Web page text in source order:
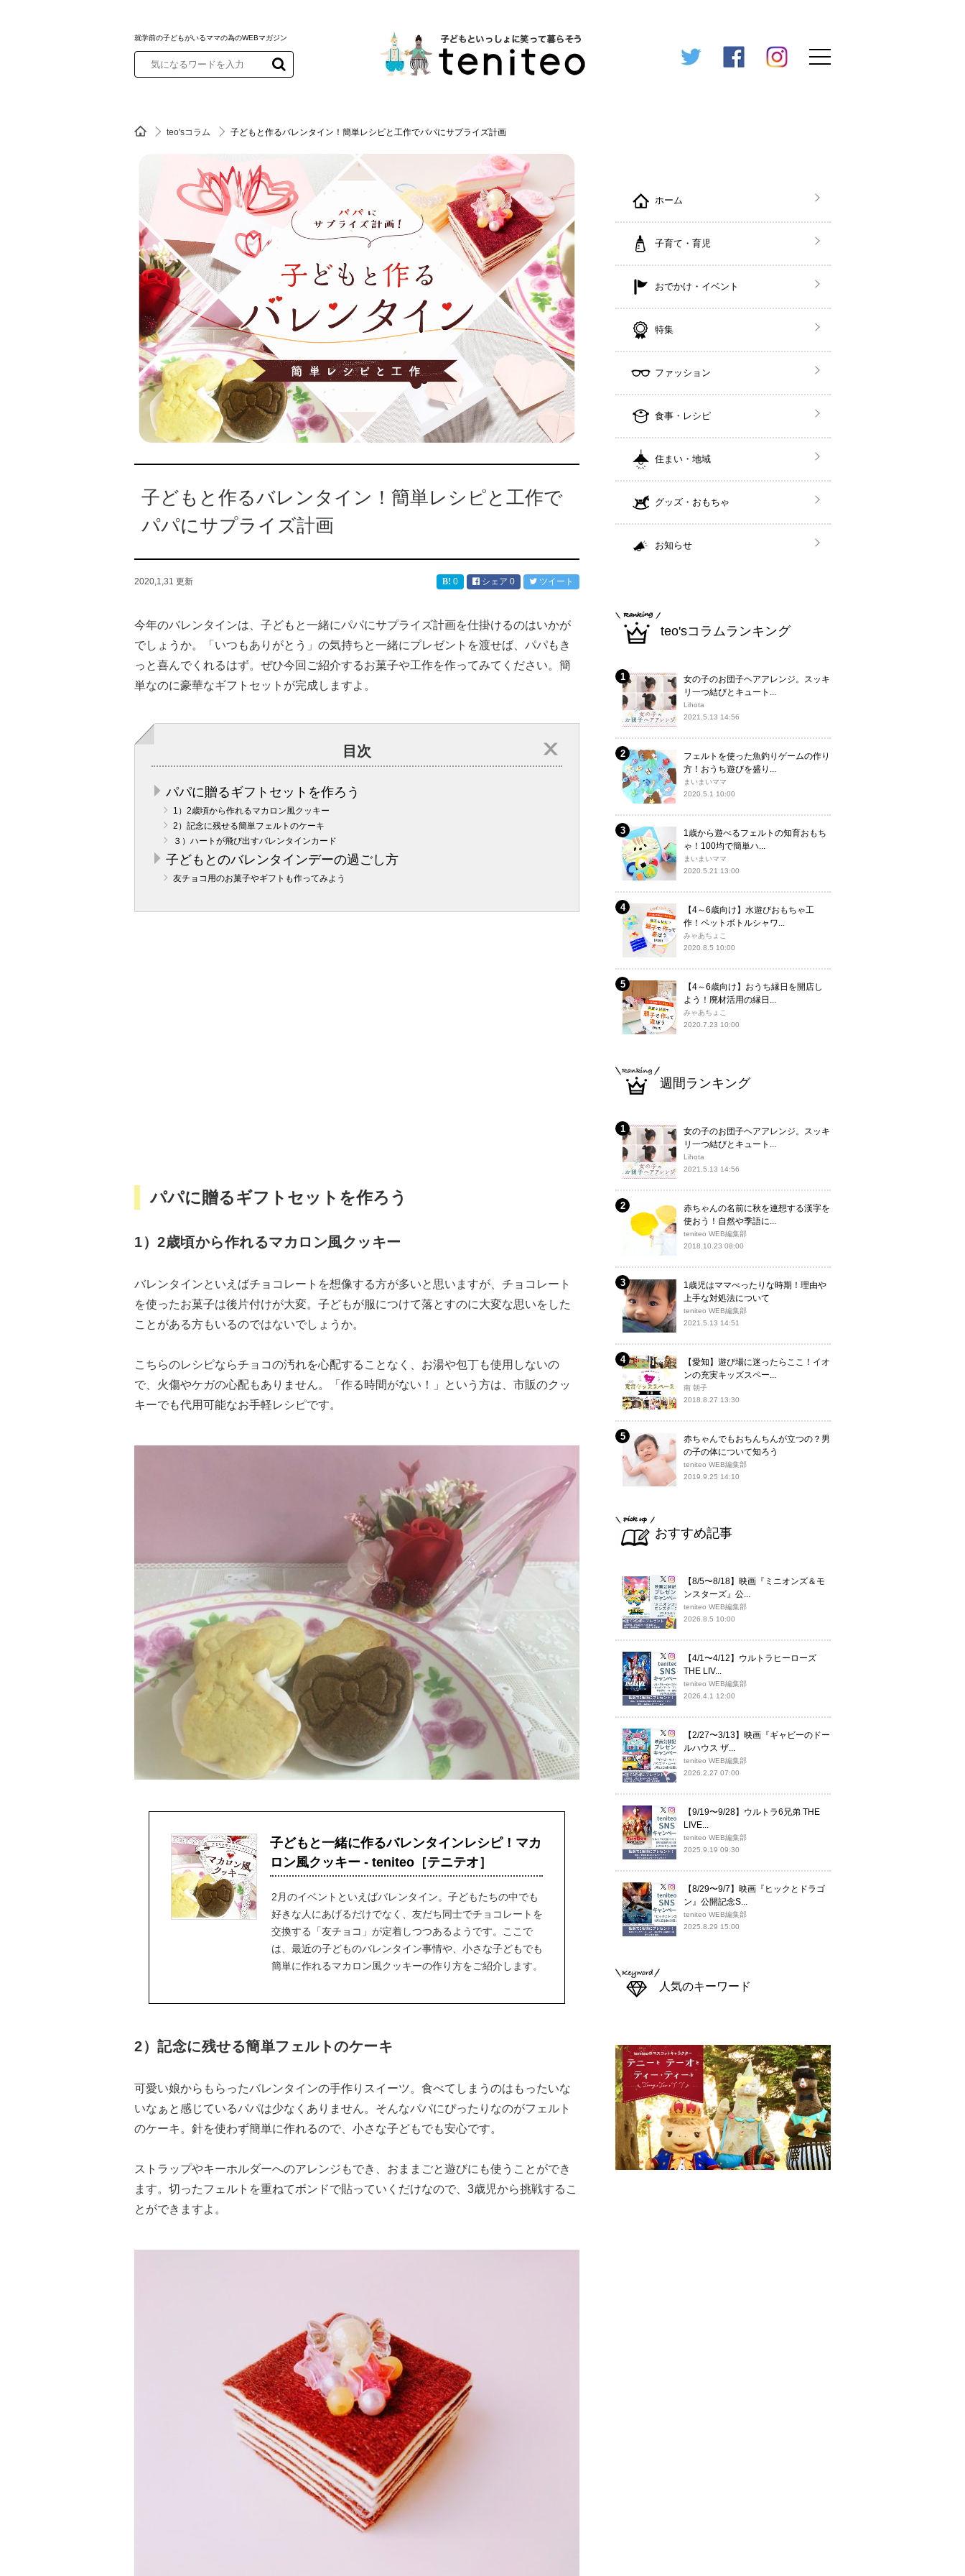
就学前の子どもがいるママの為のWEBマガジン
teo'sコラム 子どもと作るバレンタイン！簡単レシピと工作でパパにサプライズ計画
子どもと作るバレンタイン！簡単レシピと工作で
パパにサプライズ計画
2020,1,31 更新 0 シェア 0 ツイート
今年のバレンタインは、子どもと一緒にパパにサプライズ計画を仕掛けるのはいかが
でしょうか。「いつもありがとう」の気持ちと一緒にプレゼントを渡せば、パパもき
っと喜んでくれるはず。ぜひ今回ご紹介するお菓子や工作を作ってみてください。簡
単なのに豪華なギフトセットが完成しますよ。
目次
パパに贈るギフトセットを作ろう
1）2歳頃から作れるマカロン風クッキー
2）記念に残せる簡単フェルトのケーキ
３）ハートが飛び出すバレンタインカード
子どもとのバレンタインデーの過ごし方
友チョコ用のお菓子やギフトも作ってみよう
パパに贈るギフトセットを作ろう
1）2歳頃から作れるマカロン風クッキー
バレンタインといえばチョコレートを想像する方が多いと思いますが、チョコレート
を使ったお菓子は後片付けが大変。子どもが服につけて落とすのに大変な思いをした
ことがある方もいるのではないでしょうか。
こちらのレシピならチョコの汚れを心配することなく、お湯や包丁も使用しないの
で、火傷やケガの心配もありません。「作る時間がない！」という方は、市販のクッ
キーでも代用可能なお手軽レシピです。
子どもと一緒に作るバレンタインレシピ！マカ
ロン風クッキー - teniteo［テニテオ］
2月のイベントといえばバレンタイン。子どもたちの中でも
好きな人にあげるだけでなく、友だち同士でチョコレートを
交換する「友チョコ」が定着しつつあるようです。ここで
は、最近の子どものバレンタイン事情や、小さな子どもでも
簡単に作れるマカロン風クッキーの作り方をご紹介します。
2）記念に残せる簡単フェルトのケーキ
可愛い娘からもらったバレンタインの手作りスイーツ。食べてしまうのはもったいな
いなぁと感じているパパは少なくありません。そんなパパにぴったりなのがフェルト
のケーキ。針を使わず簡単に作れるので、小さな子どもでも安心です。
ストラップやキーホルダーへのアレンジもでき、おままごと遊びにも使うことができ
ます。切ったフェルトを重ねてボンドで貼っていくだけなので、3歳児から挑戦するこ
とができますよ。
ホーム
子育て・育児
おでかけ・イベント
特集
ファッション
食事・レシピ
住まい・地域
グッズ・おもちゃ
お知らせ
teo'sコラムランキング
女の子のお団子ヘアアレンジ。スッキ
リ一つ結びとキュート...
Lihota
2021.5.13 14:56
フェルトを使った魚釣りゲームの作り
方！おうち遊びを盛り...
まいまいママ
2020.5.1 10:00
1歳から遊べるフェルトの知育おもち
ゃ！100均で簡単ハ...
まいまいママ
2020.5.21 13:00
【4～6歳向け】水遊びおもちゃ工
作！ペットボトルシャワ...
みゃあちょこ
2020.8.5 10:00
【4～6歳向け】おうち縁日を開店し
よう！廃材活用の縁日...
みゃあちょこ
2020.7.23 10:00
週間ランキング
女の子のお団子ヘアアレンジ。スッキ
リ一つ結びとキュート...
Lihota
2021.5.13 14:56
赤ちゃんの名前に秋を連想する漢字を
使おう！自然や季語に...
teniteo WEB編集部
2018.10.23 08:00
1歳児はママべったりな時期！理由や
上手な対処法について
teniteo WEB編集部
2021.5.13 14:51
【愛知】遊び場に迷ったらここ！イオ
ンの充実キッズスペー...
南 朝子
2018.8.27 13:30
赤ちゃんでもおちんちんが立つの？男
の子の体について知ろう
teniteo WEB編集部
2019.9.25 14:10
おすすめ記事
【8/5〜8/18】映画『ミニオンズ＆モ
ンスターズ』公...
teniteo WEB編集部
2026.8.5 10:00
【4/1〜4/12】ウルトラヒーローズ
THE LIV...
teniteo WEB編集部
2026.4.1 12:00
【2/27〜3/13】映画『ギャビーのドー
ルハウス ザ...
teniteo WEB編集部
2026.2.27 07:00
【9/19〜9/28】ウルトラ6兄弟 THE
LIVE...
teniteo WEB編集部
2025.9.19 09:30
【8/29〜9/7】映画『ヒックとドラゴ
ン』公開記念S...
teniteo WEB編集部
2025.8.29 15:00
人気のキーワード